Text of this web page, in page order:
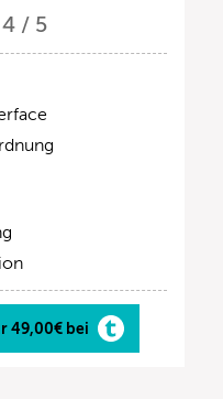
4 / 5
49,00€ bei